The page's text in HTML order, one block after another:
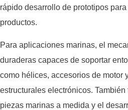
rápido desarrollo de prototipos
productos.
Para aplicaciones marinas, el
duraderas capaces de soportar
como hélices, accesorios de motor
estructurales electrónicos.
piezas marinas a medida y el